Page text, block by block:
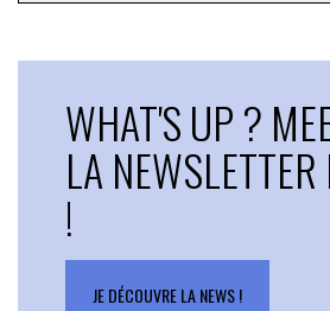
WHAT'S UP ?
LA
!
JE DÉCOUVRE LA NEWS !